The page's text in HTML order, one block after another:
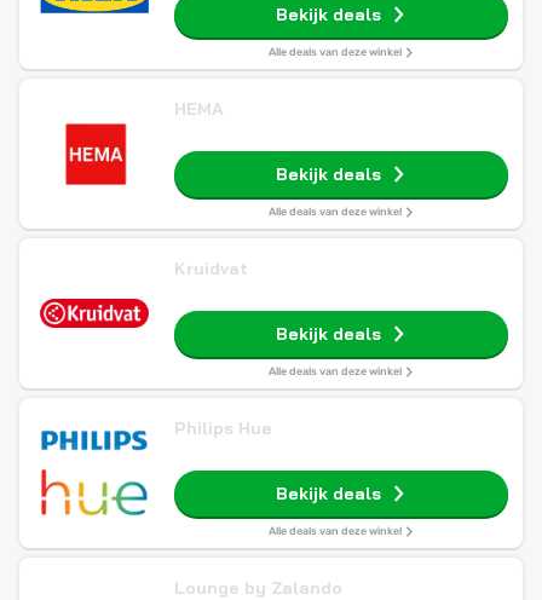
Bekijk deals
Alle deals van deze winkel
HEMA
Bekijk deals
Alle deals van deze winkel
Kruidvat
Bekijk deals
Alle deals van deze winkel
Philips Hue
Bekijk deals
Alle deals van deze winkel
Lounge by Zalando